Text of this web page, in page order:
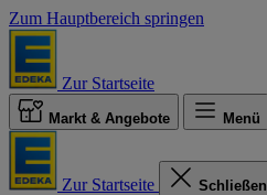
Zum Hauptbereich springen
Zur Startseite
Markt & Angebote Menü
Zur Startseite Schließen